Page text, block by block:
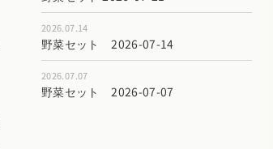
2026.07.14
野菜セット 2026-07-14
2026.07.07
野菜セット 2026-07-07